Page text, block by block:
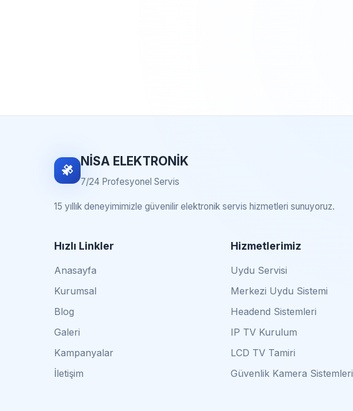
NİSA ELEKTRONİK
7/24 Profesyonel Servis
15 yıllık deneyimimizle güvenilir elektronik servis hizmetleri sunuyoruz.
Hızlı Linkler
Anasayfa
Kurumsal
Blog
Galeri
Kampanyalar
İletişim
Hizmetlerimiz
Uydu Servisi
Merkezi Uydu Sistemi
Headend Sistemleri
IP TV Kurulum
LCD TV Tamiri
Güvenlik Kamera Sistemleri